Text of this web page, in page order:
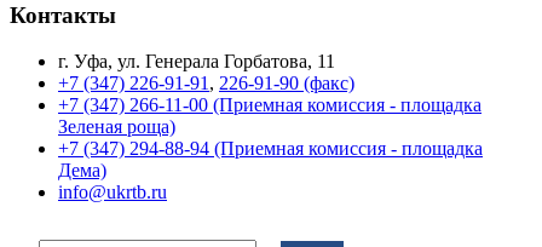
Контакты
г. Уфа, ул. Генерала Горбатова, 11
+7 (347) 226-91-91 , 226-91-90 (факс)
+7 (347) 266-11-00 (Приемная комиссия - площадка
Зеленая роща)
+7 (347) 294-88-94 (Приемная комиссия - площадка
Дема)
info@ukrtb.ru